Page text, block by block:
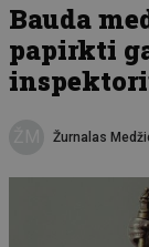
Bauda
papirkti
Žurnalas